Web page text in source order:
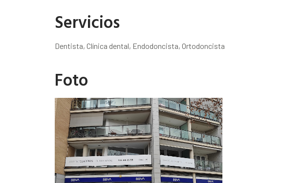
Servicios
Dentista, Clínica dental, Endodoncista, Ortodoncista
Foto